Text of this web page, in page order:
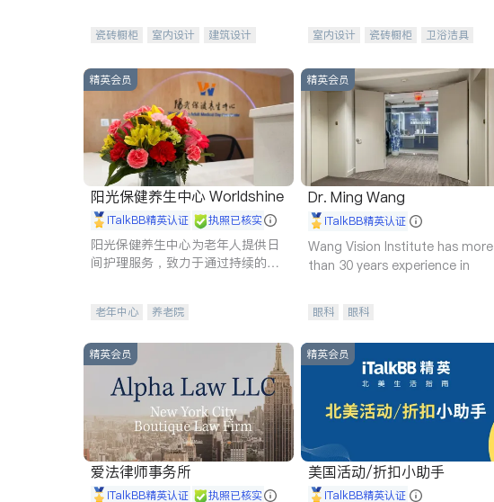
瓷砖橱柜 室内设计
建筑设计
室内设计 瓷砖橱柜
卫浴洁具
室内装修
精英会员
阳光保健养生中心 Worldshine
iTalkBB精英认证 执照已核实
阳光保健养生中心为老年人提供日
间护理服务，致力于通过持续的护
老年中心 养老院
精英会员
Dr. Ming Wang
iTalkBB精英认证
Wang Vision Institute has more
than 30 years experience in
眼科 眼科
精英会员
爱法律师事务所
iTalkBB精英认证 执照已核实
精英会员
美国活动/折扣小助手
iTalkBB精英认证